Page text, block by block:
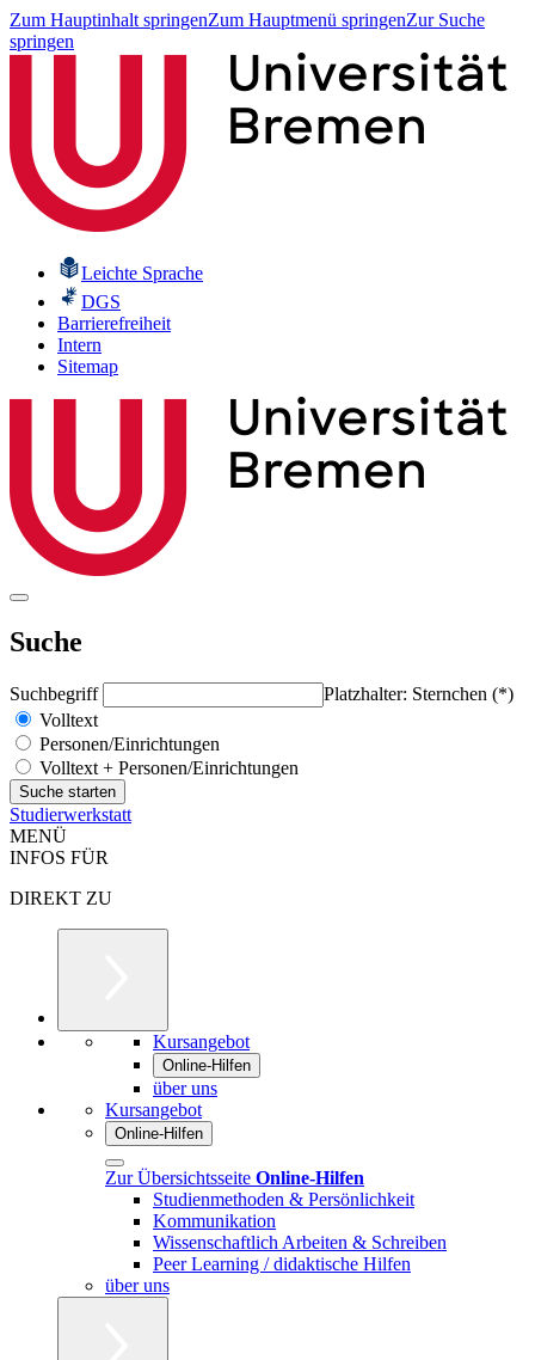
Zum Hauptinhalt springenZum Hauptmenü springenZur Suche
springen
Leichte Sprache
DGS
Barrierefreiheit
Intern
Sitemap
Suche
Suchbegriff
Platzhalter: Sternchen (*)
Volltext
Personen/Einrichtungen
Volltext + Personen/Einrichtungen
Studierwerkstatt
MENÜ
INFOS FÜR
DIREKT ZU
Kursangebot
Online-Hilfen
über uns
Kursangebot
Online-Hilfen
Zur Übersichtsseite Online-Hilfen
Studienmethoden & Persönlichkeit
Kommunikation
Wissenschaftlich Arbeiten & Schreiben
Peer Learning / didaktische Hilfen
über uns